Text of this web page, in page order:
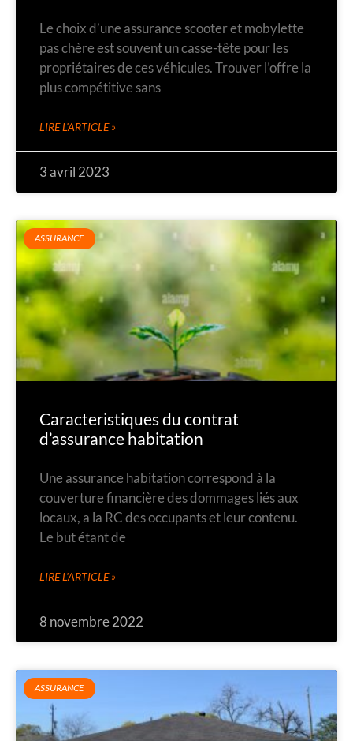
Le choix d’une assurance scooter et mobylette
pas chère est souvent un casse-tête pour les
propriétaires de ces véhicules. Trouver l’offre la
plus compétitive sans
LIRE L'ARTICLE »
3 avril 2023
ASSURANCE
Caracteristiques du contrat
d’assurance habitation
Une assurance habitation correspond à la
couverture financière des dommages liés aux
locaux, a la RC des occupants et leur contenu.
Le but étant de
LIRE L'ARTICLE »
8 novembre 2022
ASSURANCE